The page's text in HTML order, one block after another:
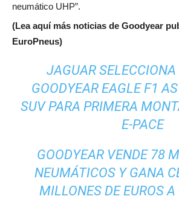
neumático UHP”.
(Lea aquí más noticias de Goodyear
EuroPneus)
JAGUAR SELECCIONA
GOODYEAR EAGLE F1
SUV PARA PRIMERA
E-PACE
GOODYEAR VENDE 78
NEUMÁTICOS Y GANA
MILLONES DE EUROS A